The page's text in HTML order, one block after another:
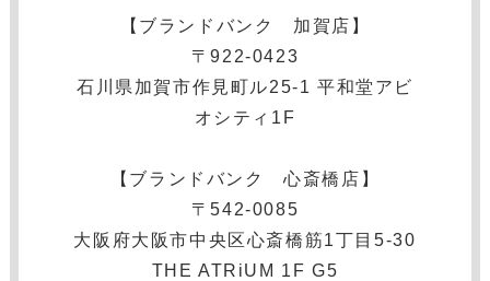
【ブランドバンク 加賀店】
〒922-0423
石川県加賀市作見町ル25-1 平和堂アビ
オシティ1F
【ブランドバンク 心斎橋店】
〒542-0085
大阪府大阪市中央区心斎橋筋1丁目5-30
THE ATRiUM 1F G5